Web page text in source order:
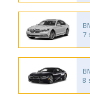
7
8